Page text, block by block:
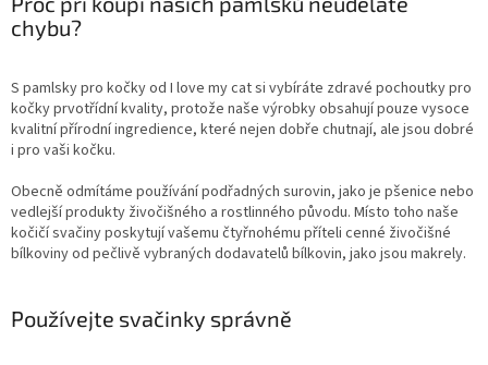
chybu?
S pamlsky pro kočky od I love my cat si vybíráte zdravé pochoutky pro
kočky prvotřídní kvality, protože naše výrobky obsahují pouze vysoce
kvalitní přírodní ingredience, které nejen dobře chutnají, ale jsou dobré
i pro vaši kočku.
Obecně odmítáme používání podřadných surovin, jako je pšenice nebo
vedlejší produkty živočišného a rostlinného původu. Místo toho naše
kočičí svačiny poskytují vašemu čtyřnohému příteli cenné živočišné
bílkoviny od pečlivě vybraných dodavatelů bílkovin, jako jsou makrely.
Používejte svačinky správně